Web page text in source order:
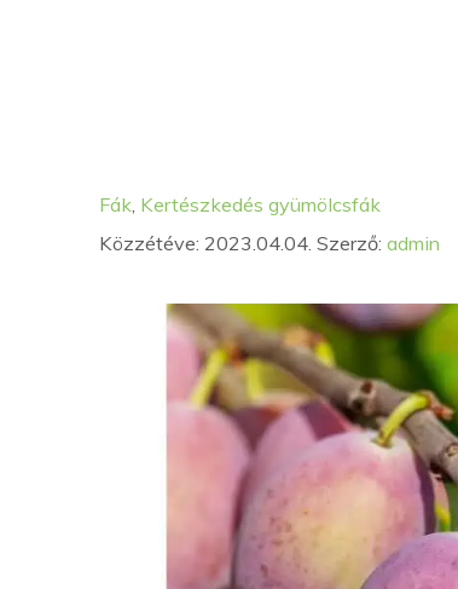
Kategória
Fák, Kertészkedés Címkék
gyümölcsfák
Közzétéve: 2023.04.04. Szerző: admin